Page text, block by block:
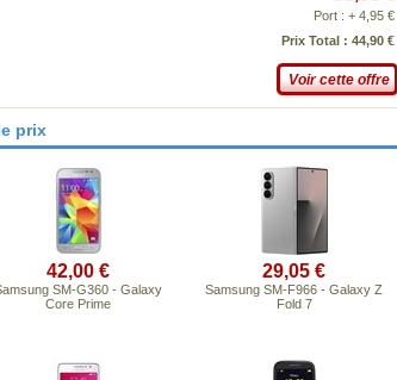
Port : + 4,95 €
Prix Total : 44,90 €
Voir cette offre
prix
42,00 €
SM-G360 - Galaxy
Core Prime
29,05 €
Samsung SM-F966 - Galaxy Z
Fold 7